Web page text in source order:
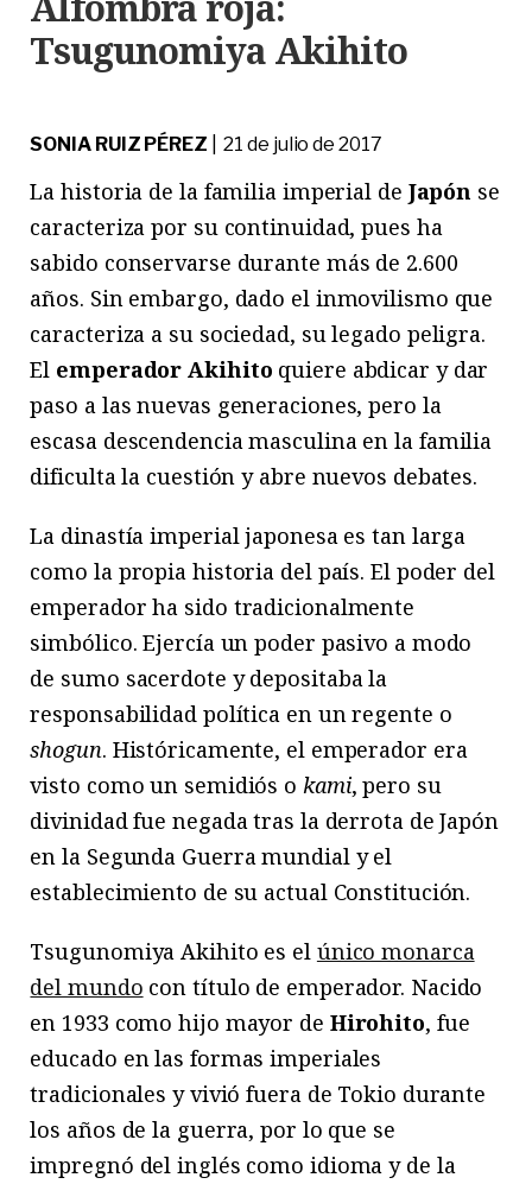
Tsugunomiya Akihito
SONIA RUIZ PÉREZ | 21 de julio de 2017
La historia de la familia imperial de Japón se
caracteriza por su continuidad, pues ha
sabido conservarse durante más de 2.600
años. Sin embargo, dado el inmovilismo que
caracteriza a su sociedad, su legado peligra.
El emperador Akihito quiere abdicar y dar
paso a las nuevas generaciones, pero la
escasa descendencia masculina en la familia
dificulta la cuestión y abre nuevos debates.
La dinastía imperial japonesa es tan larga
como la propia historia del país. El poder del
emperador ha sido tradicionalmente
simbólico. Ejercía un poder pasivo a modo
de sumo sacerdote y depositaba la
responsabilidad política en un regente o
shogun. Históricamente, el emperador era
visto como un semidiós o kami, pero su
divinidad fue negada tras la derrota de Japón
en la Segunda Guerra mundial y el
establecimiento de su actual Constitución.
Tsugunomiya Akihito es el único monarca
del mundo con título de emperador. Nacido
en 1933 como hijo mayor de Hirohito, fue
educado en las formas imperiales
tradicionales y vivió fuera de Tokio durante
los años de la guerra, por lo que se
impregnó del inglés como idioma y de la